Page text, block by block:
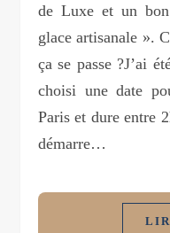
de Luxe et un
glace artisanale ».
ça se passe ?J’ai
choisi une date
Paris et dure entre
démarre…